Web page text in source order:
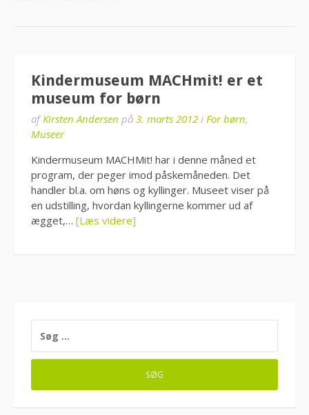
Kindermuseum MACHmit! er et
museum for børn
afKirsten Andersen på 3. marts 2012 i For børn,
Museer
Kindermuseum MACHMit! har i denne måned et
program, der peger imod påskemåneden. Det
handler bl.a. om høns og kyllinger. Museet viser på
en udstilling, hvordan kyllingerne kommer ud af
ægget,… [Læs videre]
EFTER: